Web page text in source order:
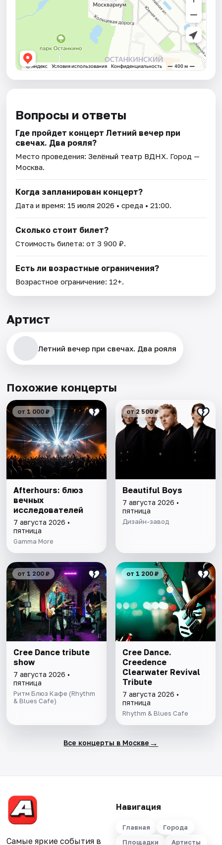
Вопросы и ответы
Где пройдет концерт Летний вечер при
свечах. Два рояля?
Место проведения:Зелёный театр ВДНХ. Город —
Москва.
Когда запланирован концерт?
Дата и время: 15 июля 2026 • среда • 21:00.
Сколько стоит билет?
Стоимость билета: от 3 900 ₽.
Есть ли возрастные ограничения?
Возрастное ограничение: 12+.
Артист
Летний вечер при свечах. Два рояля
Похожие концерты
от 1 000 ₽
Afterhours: блюз
вечных
исследователей
7 августа 2026 •
пятница
Gamma More
от 2 500 ₽
Beautiful Boys
7 августа 2026 •
пятница
Дизайн-завод
от 1 200 ₽
Cree Dance tribute
show
7 августа 2026 •
пятница
Ритм Блюз Кафе (Rhythm
& Blues Cafe)
от 1 200 ₽
Cree Dance.
Creedence
Clearwater Revival
Tribute
7 августа 2026 •
пятница
Rhythm & Blues Cafe
Все концерты в Москве →
Самые яркие события в
Навигация
Главная
Города
Площадки
Артисты